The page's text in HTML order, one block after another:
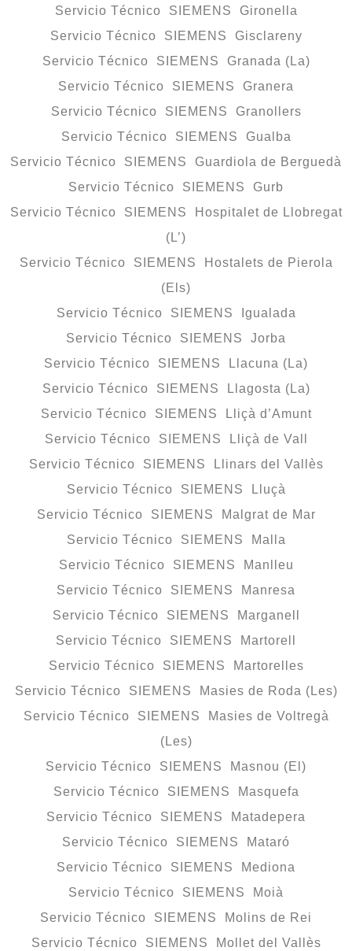
Servicio Técnico SIEMENS Gironella
Servicio Técnico SIEMENS Gisclareny
Servicio Técnico SIEMENS Granada (La)
Servicio Técnico SIEMENS Granera
Servicio Técnico SIEMENS Granollers
Servicio Técnico SIEMENS Gualba
Servicio Técnico SIEMENS Guardiola de Berguedà
Servicio Técnico SIEMENS Gurb
Servicio Técnico SIEMENS Hospitalet de Llobregat
(L’)
Servicio Técnico SIEMENS Hostalets de Pierola
(Els)
Servicio Técnico SIEMENS Igualada
Servicio Técnico SIEMENS Jorba
Servicio Técnico SIEMENS Llacuna (La)
Servicio Técnico SIEMENS Llagosta (La)
Servicio Técnico SIEMENS Lliçà d’Amunt
Servicio Técnico SIEMENS Lliçà de Vall
Servicio Técnico SIEMENS Llinars del Vallès
Servicio Técnico SIEMENS Lluçà
Servicio Técnico SIEMENS Malgrat de Mar
Servicio Técnico SIEMENS Malla
Servicio Técnico SIEMENS Manlleu
Servicio Técnico SIEMENS Manresa
Servicio Técnico SIEMENS Marganell
Servicio Técnico SIEMENS Martorell
Servicio Técnico SIEMENS Martorelles
Servicio Técnico SIEMENS Masies de Roda (Les)
Servicio Técnico SIEMENS Masies de Voltregà
(Les)
Servicio Técnico SIEMENS Masnou (El)
Servicio Técnico SIEMENS Masquefa
Servicio Técnico SIEMENS Matadepera
Servicio Técnico SIEMENS Mataró
Servicio Técnico SIEMENS Mediona
Servicio Técnico SIEMENS Moià
Servicio Técnico SIEMENS Molins de Rei
Servicio Técnico SIEMENS Mollet del Vallès